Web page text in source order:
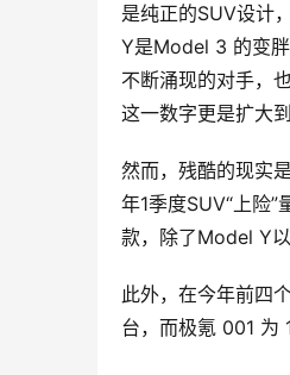
是纯正的SUV设计
Y是Model 3 的变
不断涌现的对手，
这一数字更是扩大
然而，残酷的现实
年1季度SUV“上险
款，除了Model Y
此外，在今年前四
台，而极氪 001 为